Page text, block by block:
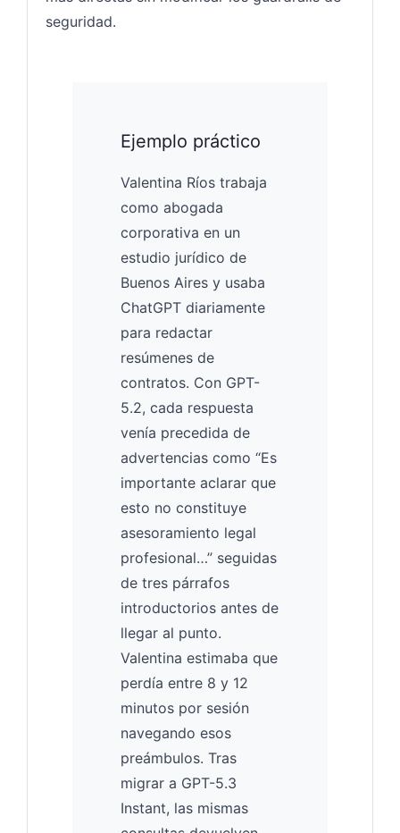
seguridad.
Ejemplo práctico
Valentina Ríos trabaja
como abogada
corporativa en un
estudio jurídico de
Buenos Aires y usaba
ChatGPT diariamente
para redactar
resúmenes de
contratos. Con GPT-
5.2, cada respuesta
venía precedida de
advertencias como “Es
importante aclarar que
esto no constituye
asesoramiento legal
profesional…” seguidas
de tres párrafos
introductorios antes de
llegar al punto.
Valentina estimaba que
perdía entre 8 y 12
minutos por sesión
navegando esos
preámbulos. Tras
migrar a GPT-5.3
Instant, las mismas